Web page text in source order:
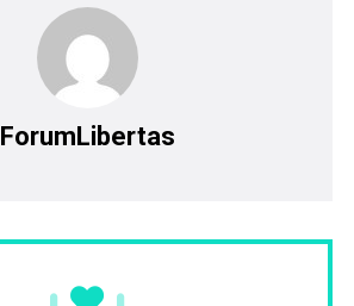
ForumLibertas